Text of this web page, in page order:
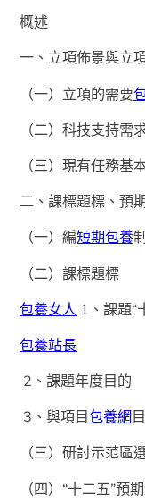
概述
一、立項佈景與立
（一）立項的需要
（二）科技支持需
（三）現有任務基
二、課標題標、預
（一）編短期包養
（二）課標題標
包養女人 1、課題“
包養站長
2、課題年度目的
3、與項目包養網
（三）研討示范區
（四）“十二五”預